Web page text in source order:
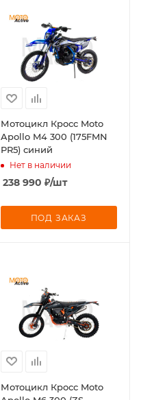
Мотоцикл Кросс Moto
Apollo M4 300 (175FMN
PR5) синий
Нет в наличии
238 990 ₽/шт
ПОД ЗАКАЗ
Мотоцикл Кросс Moto